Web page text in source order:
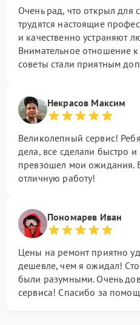
Очень рад, что открыл для
трудятся настоящие
и качественно устраняют
Внимательное отношение
советы стали приятным
Некрасов Максим
Великолепный сервис!
дела, все сделали быстро и
превзошел мои ожидания.
отличную работу!
Пономарев Иван
Цены на ремонт приятно
дешевле, чем я ожидал!
были разумными. Очень
сервиса! Спасибо за